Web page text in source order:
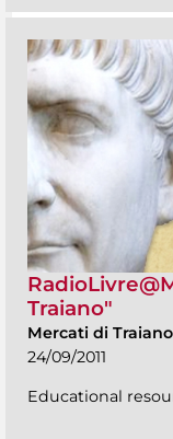
Traiano"
Mercati di
24/09/2011
Educational